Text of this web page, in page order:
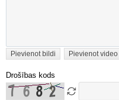
Pievienot bildi Pievienot video
Drošības kods